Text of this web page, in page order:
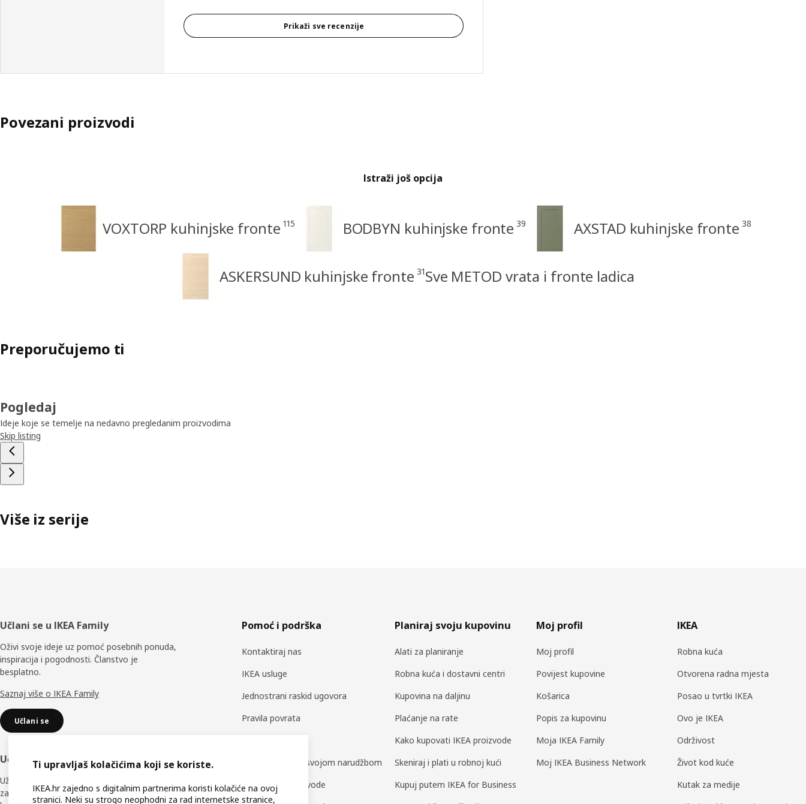
Prikaži sve recenzije
Povezani proizvodi
Istraži još opcija
VOXTORP kuhinjske fronte 115 BODBYN kuhinjske fronte 39 AXSTAD kuhinjske fronte 38
ASKERSUND kuhinjske fronte 31Sve METOD vrata i fronte ladica
Preporučujemo ti
Pogledaj
Ideje koje se temelje na nedavno pregledanim proizvodima
Skip listing
Više iz serije
Podnožje
Učlani se u IKEA Family
Oživi svoje ideje uz pomoć posebnih ponuda,
inspiracija i pogodnosti. Članstvo je
besplatno.
Saznaj više o IKEA Family
Učlani se
Učlani se u IKEA Business Network
Uživaj u brojnim jedinstvenim pogodnostima
za koji će ti pomoći učiniti tvoj radni prostor
Pomoć i podrška
Kontaktiraj nas
IKEA usluge
Jednostrani raskid ugovora
Pravila povrata
Prati ili upravljaj svojom narudžbom
Podrška za proizvode
Planiraj svoju kupovinu
Alati za planiranje
Robna kuća i dostavni centri
Kupovina na daljinu
Plaćanje na rate
Kako kupovati IKEA proizvode
Skeniraj i plati u robnoj kući
Kupuj putem IKEA for Business
Moj profil
Moj profil
Povijest kupovine
Košarica
Popis za kupovinu
Moja IKEA Family
Moj IKEA Business Network
IKEA
Robna kuća
Otvorena radna mjesta
Posao u tvrtki IKEA
Ovo je IKEA
Održivost
Život kod kuće
Kutak za medije
Ti upravljaš kolačićima koji se koriste.
IKEA.hr zajedno s digitalnim partnerima koristi kolačiće na ovoj
stranici. Neki su strogo neophodni za rad internetske stranice,